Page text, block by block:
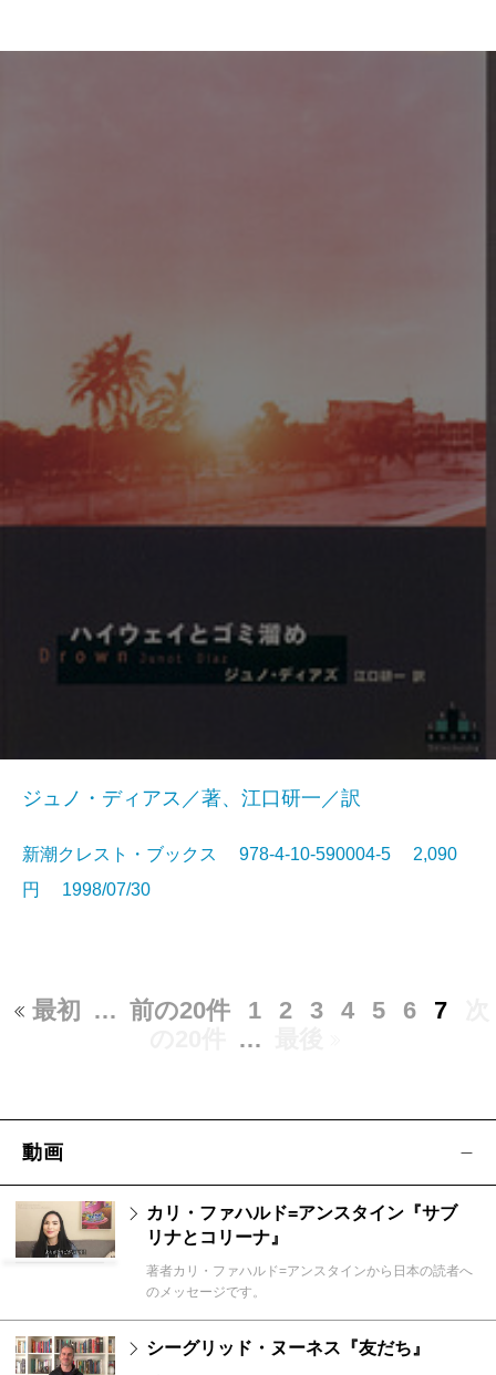
ジュノ・ディアス／著、江口研一／訳
新潮クレスト・ブックス 978-4-10-590004-5 2,090
円 1998/07/30
最初 … 前の20件 1 2 3 4 5 6 7
…
動画
カリ・ファハルド=アンスタイン『サブ
リナとコリーナ』
著者カリ・ファハルド=アンスタインから日本の読者へ
のメッセージです。
シーグリッド・ヌーネス『友だち』